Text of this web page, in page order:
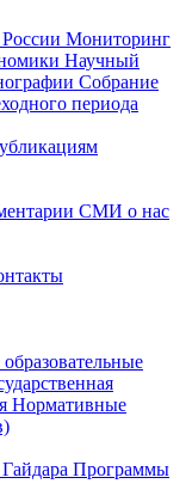
Мониторинг
Научный
Собрание
периода
СМИ о нас
Нормативные
Программы